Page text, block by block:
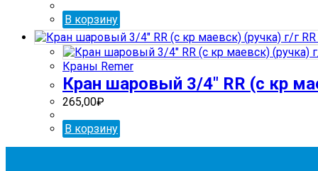
В корзину
Краны Remer
Кран шаровый 3/4″ RR (с кр
265,00₽
В корзину